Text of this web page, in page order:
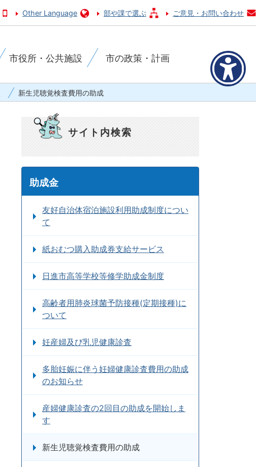
Other Language 部や課で選ぶ ご意見・お問い合わせ
市役所・公共施設 市の政策・計画
新生児聴覚検査費用の助成
サイト内検索
助成金
友好自治体宿泊施設利用助成制度につい
て
紙おむつ購入助成券支給サービス
日進市高等学校等修学助成金制度
高齢者用肺炎球菌予防接種(定期接種)に
ついて
妊産婦及び乳児健康診査
多胎妊娠に伴う妊婦健康診査費用の助成
のお知らせ
産婦健康診査の2回目の助成を開始しま
す
新生児聴覚検査費用の助成